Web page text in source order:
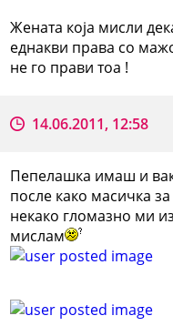
Жената која мисли
еднакви права со
не го прави тоа !
14.06.2011, 12:58
Пепелашка имаш и
после како масичка
некако гломазно ми
мислам